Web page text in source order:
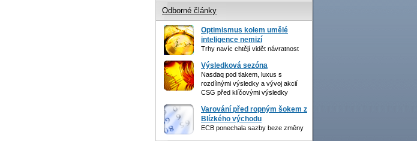
Odborné články
Optimismus kolem umělé
inteligence nemizí
Trhy navíc chtějí vidět návratnost
Výsledková sezóna
Nasdaq pod tlakem, luxus s
rozdílnými výsledky a vývoj akcií
CSG před klíčovými výsledky
Varování před ropným šokem z
Blízkého východu
ECB ponechala sazby beze změny